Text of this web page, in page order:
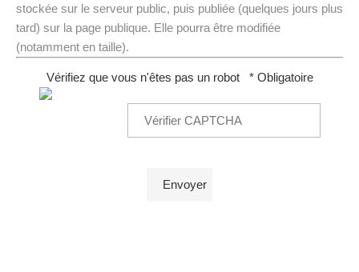
stockée sur le serveur public, puis publiée (quelques jours plus
tard) sur la page publique. Elle pourra être modifiée
(notamment en taille).
Vérifiez que vous n'êtes pas un robot * Obligatoire